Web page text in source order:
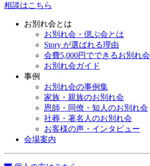
相談はこちら
お別れ会とは
お別れ会・偲ぶ会とは
Story が選ばれる理由
会費5,000円でできるお別れ会
お別れ会ガイド
事例
お別れ会の事例集
家族・親族のお別れ会
恩師・同僚・知人のお別れ会
社葬・著名人のお別れ会
お客様の声・インタビュー
会場案内